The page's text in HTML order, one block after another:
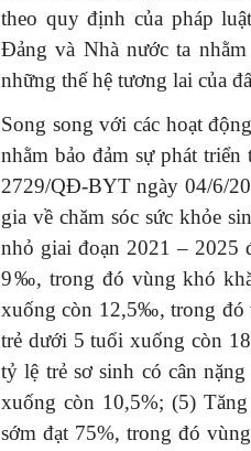
theo quy định của pháp
Đảng và Nhà nước ta
những thế hệ tương lai của
Song song với các hoạt
nhằm bảo đảm sự phát
2729/QĐ-BYT ngày 04/6/
gia về chăm sóc sức khỏe
nhỏ giai đoạn 2021 – 2025
9‰, trong đó vùng khó
xuống còn 12,5‰, trong đó
trẻ dưới 5 tuổi xuống còn
tỷ lệ trẻ sơ sinh có cân
xuống còn 10,5%; (5)
sớm đạt 75%, trong đó